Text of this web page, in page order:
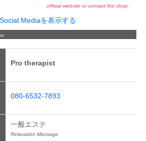
official website or contact the shop.
Mediaを表示する
Pro therapist
080-6532-7893
一般エステ
Relaxation Massage